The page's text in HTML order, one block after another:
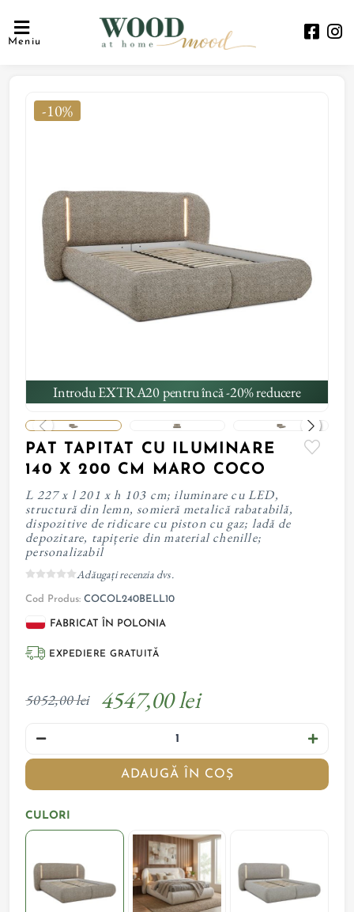
Meniu
-10%
Introdu EXTRA20 pentru încă -20% reducere
PAT TAPITAT CU ILUMINARE
140 X 200 CM MARO COCO
L 227 x l 201 x h 103 cm; iluminare cu LED,
structură din lemn, somieră metalică rabatabilă,
dispozitive de ridicare cu piston cu gaz; ladă de
depozitare, tapițerie din material chenille;
personalizabil
Adăugați recenzia dvs.
Cod Produs: COCOL240BELL10
FABRICAT ÎN POLONIA
EXPEDIERE GRATUITĂ
5052,00 lei 4547,00 lei
ADAUGĂ ÎN COȘ
CULORI